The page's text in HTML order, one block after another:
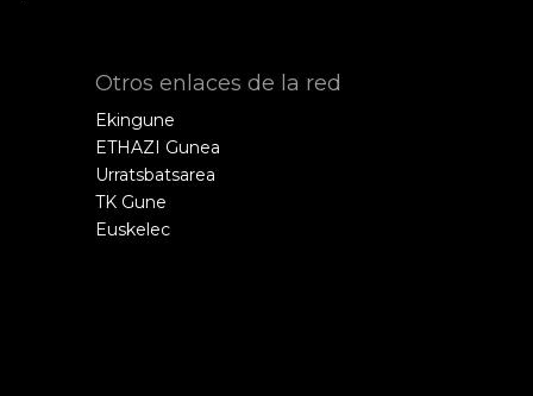
Otros enlaces de la red
Ekingune
ETHAZI Gunea
Urratsbatsarea
TK Gune
Euskelec